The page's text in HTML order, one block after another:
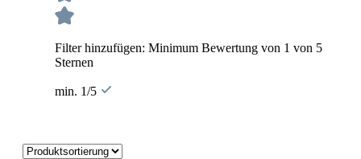
Filter hinzufügen: Minimum Bewertung von 1 von 5
Sternen
min. 1/5